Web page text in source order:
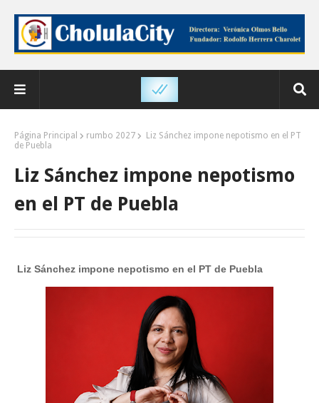
Página Principal rumbo 2027
Liz Sánchez impone nepotismo en el PT
de Puebla
Liz Sánchez impone nepotismo
en el PT de Puebla
Liz Sánchez impone nepotismo en el PT de Puebla